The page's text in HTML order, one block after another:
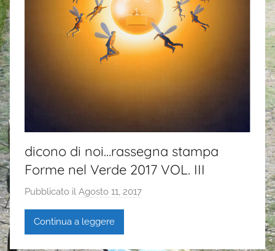
dicono di noi…rassegna stampa
Forme nel Verde 2017 VOL. III
Pubblicato il Agosto 11, 2017
Continua a leggere